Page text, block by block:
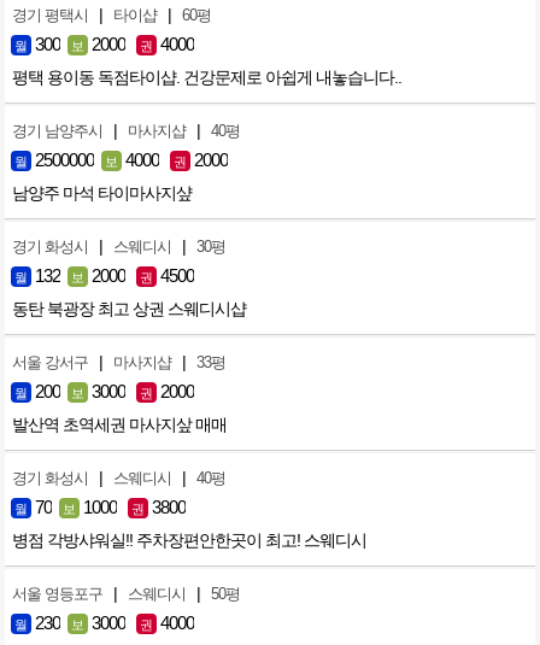
경기 평택시 | 타이샵 | 60평
월 300 보 2000 권 4000
평택 용이동 독점타이샵. 건강문제로 아쉽게 내놓습니다..
경기 남양주시 | 마사지샵 | 40평
월 2500000 보 4000 권 2000
남양주 마석 타이마사지샾
경기 화성시 | 스웨디시 | 30평
월 132 보 2000 권 4500
동탄 북광장 최고 상권 스웨디시샵
서울 강서구 | 마사지샵 | 33평
월 200 보 3000 권 2000
발산역 초역세권 마사지샆 매매
경기 화성시 | 스웨디시 | 40평
월 70 보 1000 권 3800
병점 각방샤워실!! 주차장편안한곳이 최고! 스웨디시
서울 영등포구 | 스웨디시 | 50평
월 230 보 3000 권 4000